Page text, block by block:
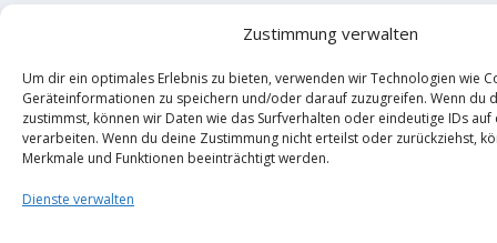
Zustimmung verwalten
Um dir ein optimales Erlebnis zu bieten, verwenden wir Technologien wie
Geräteinformationen zu speichern und/oder darauf zuzugreifen. Wenn du
zustimmst, können wir Daten wie das Surfverhalten oder eindeutige IDs
verarbeiten. Wenn du deine Zustimmung nicht erteilst oder zurückziehst,
Merkmale und Funktionen beeinträchtigt werden.
Dienste verwalten